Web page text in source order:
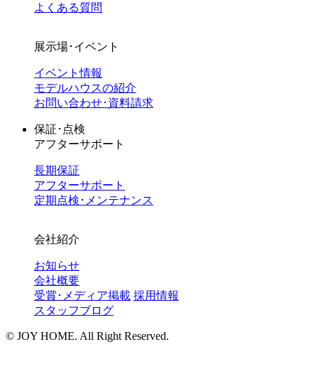
よくある質問
展示場･イベント
イベント情報
モデルハウスの紹介
お問い合わせ･資料請求
保証･点検
アフターサポート
長期保証
アフターサポート
定期点検･メンテナンス
会社紹介
お知らせ
会社概要
受賞･メディア掲載 採用情報
スタッフブログ
©︎ JOY HOME. All Right Reserved.